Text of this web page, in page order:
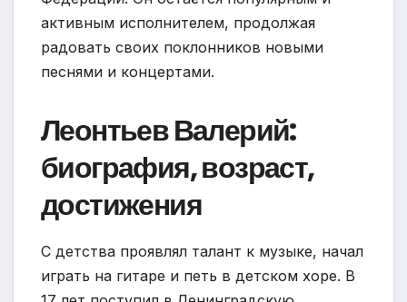
активным исполнителем, продолжая
радовать своих поклонников новыми
песнями и концертами.
Леонтьев Валерий:
биография, возраст,
достижения
С детства проявлял талант к музыке, начал
играть на гитаре и петь в детском хоре. В